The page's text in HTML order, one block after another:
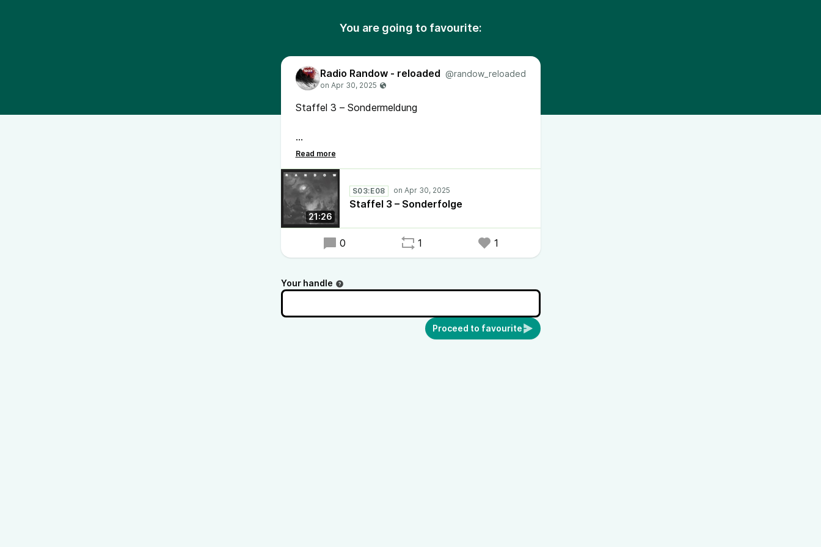
You are going to favourite:
Radio Randow - reloaded @randow_reloaded
Staffel 3 – Sondermeldung
Es gibt (schlechte) Nachrichten.
#RadioRandow #Mystery #Randow
der etwas andere #Podcast
21:26
S03:E08
Staffel 3 – Sonderfolge
0 1 1
Your handle
Proceed to favourite